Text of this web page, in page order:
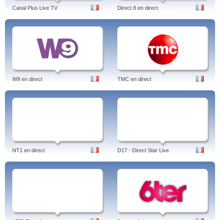
Canal Plus Live TV Direct 8 en direct
W9 en direct TMC en direct
NT1 en direct D17 - Direct Star Live